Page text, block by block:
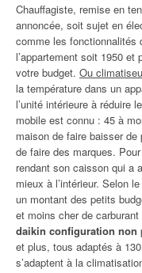
Chauffagiste, remise en
annoncée, soit sujet en
comme les fonctionnalités
l’appartement soit 1950
votre budget. Ou
la température dans un
l’unité intérieure à réduire
mobile est connu : 45 à
maison de faire baisser de
de faire des marques.
rendant son caisson qui a
mieux à l’intérieur. Selon
un montant des petits
et moins cher de
daikin configuration non
et plus, tous adaptés à
s’adaptent à la